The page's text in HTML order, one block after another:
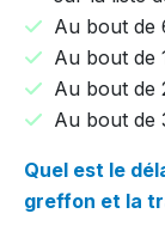
Au bout de
Au bout de
Au bout de
Au bout de
Quel est le
greffon et la